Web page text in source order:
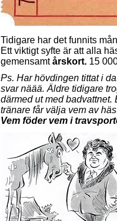
Tidigare har det funnits
Ett viktigt syfte är att alla
gemensamtårskort. 15
Ps. Har hövdingen tittat i
svar näää. Äldre tidigare
därmed ut med badvattnet.
tränare får välja vem av
Vem föder vem i